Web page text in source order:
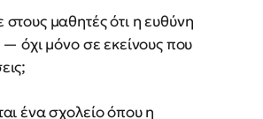
μαθητές ότι η ευθύνη
όχι μόνο σε εκείνους που
ένα σχολείο όπου η